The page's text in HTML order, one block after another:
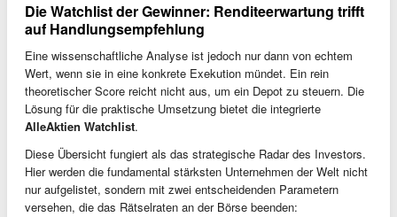
Die Watchlist der Gewinner: Renditeerwartung trifft
auf Handlungsempfehlung
Eine wissenschaftliche Analyse ist jedoch nur dann von echtem
Wert, wenn sie in eine konkrete Exekution mündet. Ein rein
theoretischer Score reicht nicht aus, um ein Depot zu steuern. Die
Lösung für die praktische Umsetzung bietet die integrierte
AlleAktien Watchlist.
Diese Übersicht fungiert als das strategische Radar des Investors.
Hier werden die fundamental stärksten Unternehmen der Welt nicht
nur aufgelistet, sondern mit zwei entscheidenden Parametern
versehen, die das Rätselraten an der Börse beenden: